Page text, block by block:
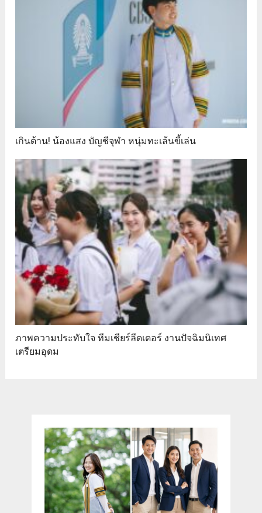
เกินต้าน! น้องแสง บัญชีจุฬา หนุ่มทะเล้นขี้เล่น
ภาพความประทับใจ ทีมเชียร์ลีดเดอร์ งานปัจฉิมนิเทศ
เตรียมอุดม